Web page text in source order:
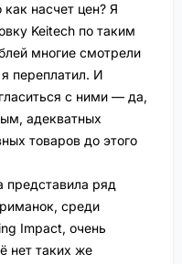
насчет цен? Я
Keitech по таким
многие смотрели
переплатил. И
с ними — да,
адекватных
товаров до этого
представила ряд
среди
Impact, очень
нет таких же